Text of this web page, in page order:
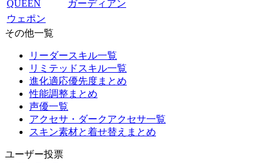
QUEEN
ガーディアン
ウェポン
その他一覧
リーダースキル一覧
リミテッドスキル一覧
進化適応優先度まとめ
性能調整まとめ
声優一覧
アクセサ・ダークアクセサ一覧
スキン素材と着せ替えまとめ
ユーザー投票